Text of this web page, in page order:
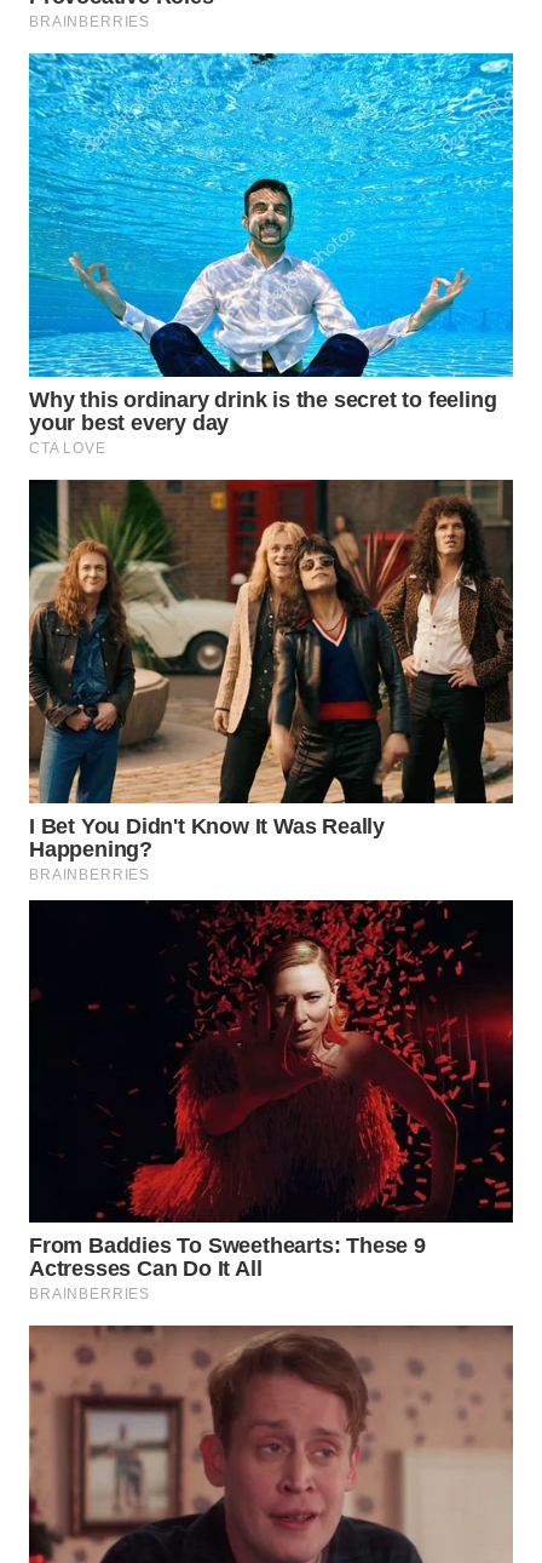
WN
CIANJUR
WN
KEPULAUAN
SERIBU
WN
TANGERANG
WN
BINJAI
WN
WN
INDRAMAYU
WN
KUNINGAN
WN
MAJALENGKA
WN
SUBANG
WN
PURWAKARTA
WN
TIMUR
SEMARANG
WN
SOLO
WN
BOROBUDUR
WN
WN